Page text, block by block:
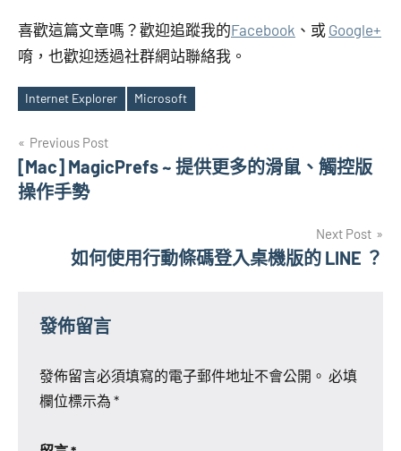
喜歡這篇文章嗎？歡迎追蹤我的Facebook 、或 Google+
唷，也歡迎透過社群網站聯絡我。
Tags
Internet Explorer Microsoft
文
章
Previous Post
[Mac] MagicPrefs ~ 提供更多的滑鼠、觸控版
操作手勢
Next Post
如何使用行動條碼登入桌機版的 LINE ？
發佈留言
發佈留言必須填寫的電子郵件地址不會公開。 必填
欄位標示為 *